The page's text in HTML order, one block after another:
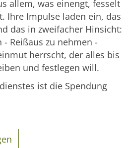
allem, was einengt, fesselt
Ihre Impulse laden ein, das
das in zweifacher Hinsicht:
- Reißaus zu nehmen -
herrscht, der alles bis
und festlegen will.
ist die Spendung